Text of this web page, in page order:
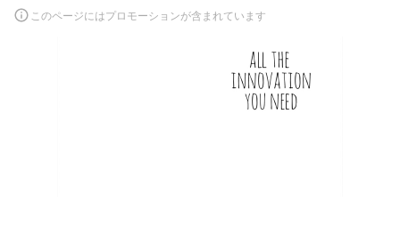
このページにはプロモーションが含まれています